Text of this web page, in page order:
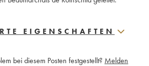
EIGENSCHAFTEN
bei diesem Posten festgestellt? Melden